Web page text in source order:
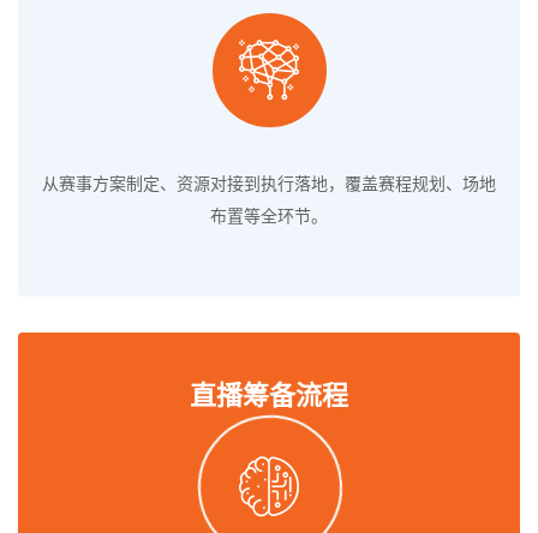
从赛事方案制定、资源对接到执行落地，覆盖赛程规划、场地
布置等全环节。
直播筹备流程